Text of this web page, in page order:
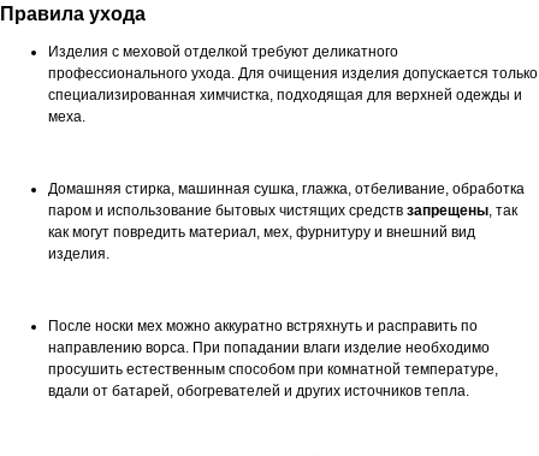
Правила ухода
Изделия с меховой отделкой требуют деликатного
профессионального ухода. Для очищения изделия допускается только
специализированная химчистка, подходящая для верхней одежды и
меха.
Домашняя стирка, машинная сушка, глажка, отбеливание, обработка
паром и использование бытовых чистящих средств запрещены , так
как могут повредить материал, мех, фурнитуру и внешний вид
изделия.
После носки мех можно аккуратно встряхнуть и расправить по
направлению ворса. При попадании влаги изделие необходимо
просушить естественным способом при комнатной температуре,
вдали от батарей, обогревателей и других источников тепла.